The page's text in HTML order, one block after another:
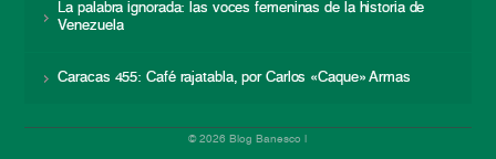
La palabra ignorada: las voces femeninas de la historia de
Venezuela
Caracas 455: Café rajatabla, por Carlos «Caque» Armas
© 2026 Blog Banesco |